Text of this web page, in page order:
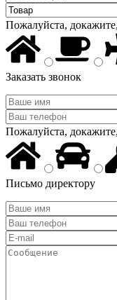
Пожалуйста,
Заказать звонок
Пожалуйста,
Письмо директору